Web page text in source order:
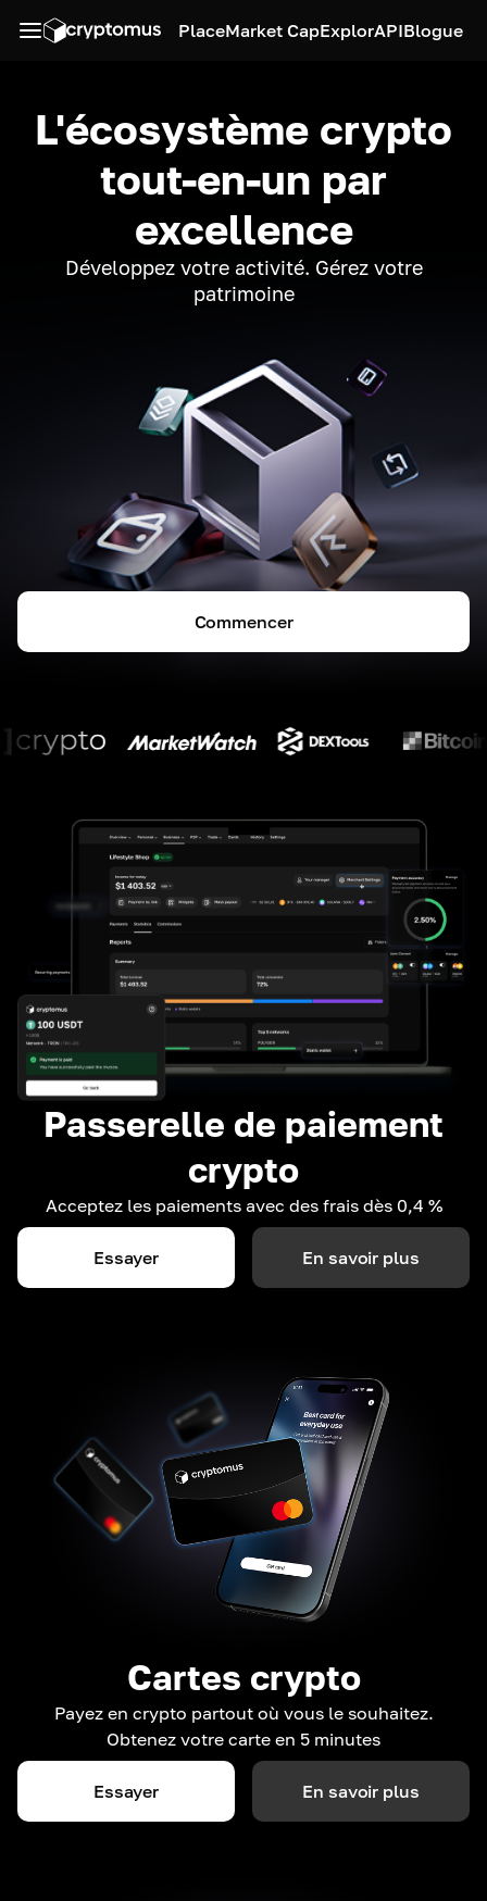
PlaceMarket CapExplorAPIBlogue
L'écosystème crypto
tout-en-un par
excellence
Développez votre activité. Gérez votre
patrimoine
Commencer
Passerelle de paiement
crypto
Acceptez les paiements avec des frais dès 0,4 %
Essayer En savoir plus
Cartes crypto
Payez en crypto partout où vous le souhaitez.
Obtenez votre carte en 5 minutes
Essayer En savoir plus